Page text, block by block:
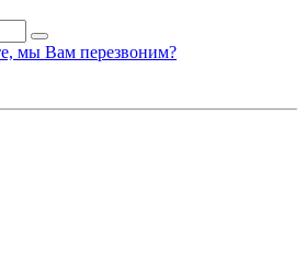
мы Вам перезвоним?